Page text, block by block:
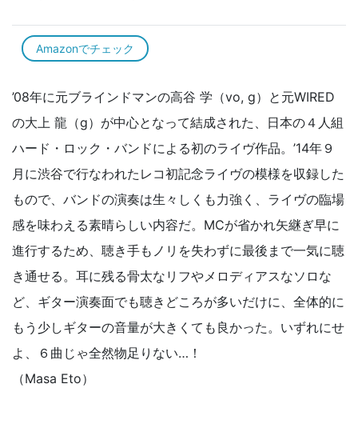
Amazonでチェック
’08年に元ブラインドマンの高谷 学（vo, g）と元WIRED
の大上 龍（g）が中心となって結成された、日本の４人組
ハード・ロック・バンドによる初のライヴ作品。’14年９
月に渋谷で行なわれたレコ初記念ライヴの模様を収録した
もので、バンドの演奏は生々しくも力強く、ライヴの臨場
感を味わえる素晴らしい内容だ。MCが省かれ矢継ぎ早に
進行するため、聴き手もノリを失わずに最後まで一気に聴
き通せる。耳に残る骨太なリフやメロディアスなソロな
ど、ギター演奏面でも聴きどころが多いだけに、全体的に
もう少しギターの音量が大きくても良かった。いずれにせ
よ、６曲じゃ全然物足りない…！
（Masa Eto）